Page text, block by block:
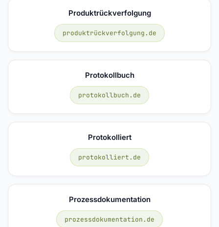
Produktrückverfolgung
produktrückverfolgung.de
Protokollbuch
protokollbuch.de
Protokolliert
protokolliert.de
Prozessdokumentation
prozessdokumentation.de